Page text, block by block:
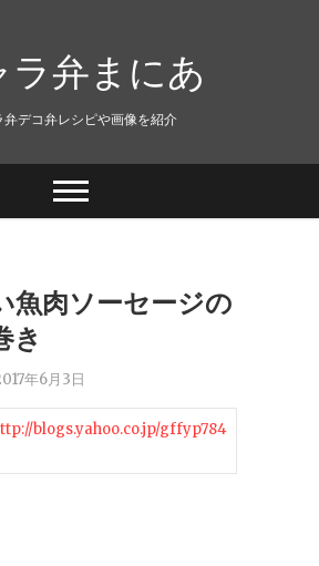
ラ弁まにあ
弁デコ弁レシピや画像を紹介
魚肉ソーセージの
き
年6月3日
blogs.yahoo.co.jp/gffyp784